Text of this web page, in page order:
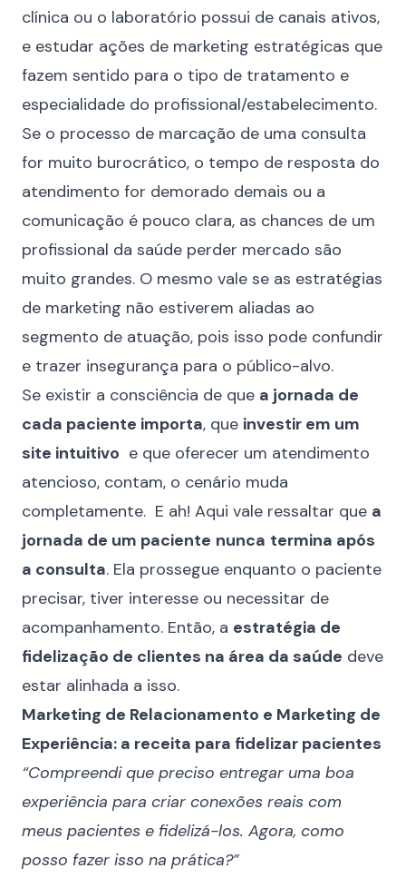
clínica ou o laboratório possui de canais ativos,
e estudar ações de marketing estratégicas que
fazem sentido para o tipo de tratamento e
especialidade do profissional/estabelecimento.
Se o processo de marcação de uma consulta
for muito burocrático, o tempo de resposta do
atendimento for demorado demais ou a
comunicação é pouco clara, as chances de um
profissional da saúde perder mercado são
muito grandes. O mesmo vale se as estratégias
de marketing não estiverem aliadas ao
segmento de atuação, pois isso pode confundir
e trazer insegurança para o público-alvo.
Se existir a consciência de que a jornada de
cada paciente importa, que investir em um
site intuitivo e que oferecer um atendimento
atencioso, contam, o cenário muda
completamente. E ah! Aqui vale ressaltar que a
jornada de um paciente nunca termina após
a consulta. Ela prossegue enquanto o paciente
precisar, tiver interesse ou necessitar de
acompanhamento. Então, a estratégia de
fidelização de clientes na área da saúde deve
estar alinhada a isso.
Marketing de Relacionamento e Marketing de
Experiência: a receita para fidelizar pacientes
“Compreendi que preciso entregar uma boa
experiência para criar conexões reais com
meus pacientes e fidelizá-los. Agora, como
posso fazer isso na prática?”